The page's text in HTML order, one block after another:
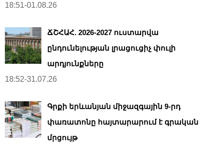
18:51-01.08.26
ՃՇՀԱՀ. 2026-2027 ուստարվա
ընդունելության լրացուցիչ փուլի
արդյունքները
18:52-31.07.26
Գրքի երևանյան միջազգային 9-րդ
փառատոնը հայտարարում է գրական
մրցույթ